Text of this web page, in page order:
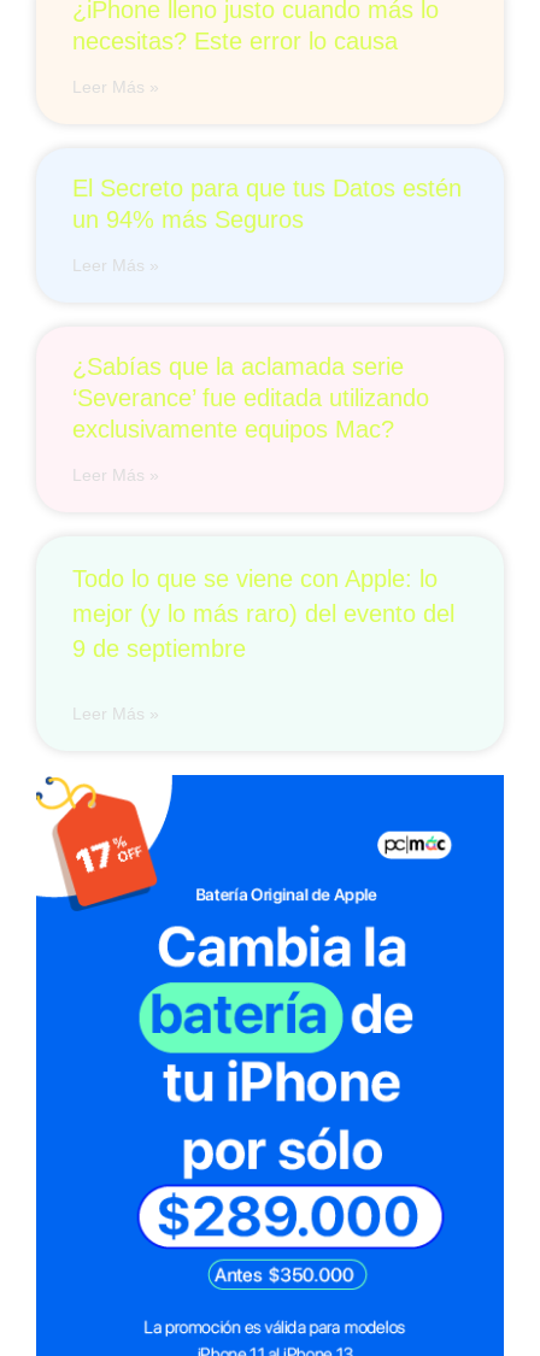
¿iPhone lleno justo cuando más lo
necesitas? Este error lo causa
Leer Más »
El Secreto para que tus Datos estén
un 94% más Seguros
Leer Más »
¿Sabías que la aclamada serie
‘Severance’ fue editada utilizando
exclusivamente equipos Mac?
Leer Más »
Todo lo que se viene con Apple: lo
mejor (y lo más raro) del evento del
9 de septiembre
Leer Más »